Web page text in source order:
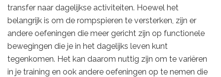
transfer naar dagelijkse activiteiten. Hoewel het
belangrijk is om de rompspieren te versterken, zijn er
andere oefeningen die meer gericht zijn op functionele
bewegingen die je in het dagelijks leven kunt
tegenkomen. Het kan daarom nuttig zijn om te variëren
in je training en ook andere oefeningen op te nemen die